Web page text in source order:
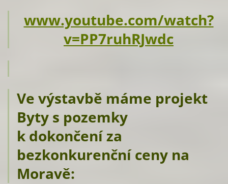
www.youtube.com/watch?
v=PP7ruhRJwdc
Ve výstavbě máme projekt
Byty s pozemky
k dokončení za
bezkonkurenční ceny na
Moravě: